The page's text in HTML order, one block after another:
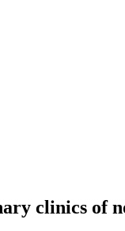
clinics of